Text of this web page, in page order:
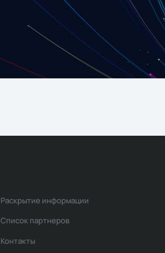
Раскрытие информации
Список партнеров
Контакты